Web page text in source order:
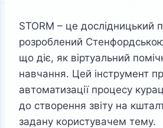
STORM – це дослідницький
розроблений
що діє, як віртуальний
навчання. Цей інструмент
автоматизації процесу
до створення звіту на кшталт
задану користувачем тему.